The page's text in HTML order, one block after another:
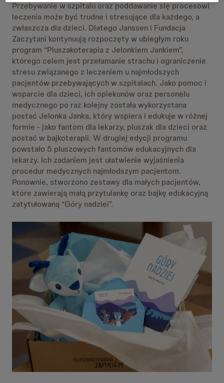
Przebywanie w szpitalu oraz poddawanie się procesowi
leczenia może być trudne i stresujące dla każdego, a
zwłaszcza dla dzieci. Dlatego Janssen i Fundacja
Zaczytani kontynuują rozpoczęty w ubiegłym roku
program “Pluszakoterapia z Jelonkiem Jankiem”,
którego celem jest przełamanie strachu i ograniczenie
stresu związanego z leczeniem u najmłodszych
pacjentów przebywających w szpitalach. Jako pomoc i
wsparcie dla dzieci, ich opiekunów oraz personelu
medycznego po raz kolejny została wykorzystana
postać Jelonka Janka, który wspiera i edukuje w różnej
formie - jako fantom dla lekarzy, pluszak dla dzieci oraz
postać w bajkoterapii. W drugiej edycji programu
powstało 5 pluszowych fantomów edukacyjnych dla
lekarzy. Ich zadaniem jest ułatwienie wyjaśnienia
procedur medycznych najmłodszym pacjentom.
Ponownie, stworzono zestawy dla małych pacjentów,
które zawierają małą przytulankę oraz bajkę edukacyjną
zatytułowaną “Góry nadziei”.